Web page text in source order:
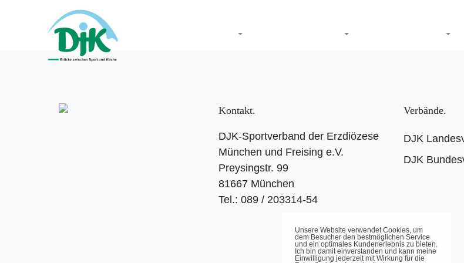
Kontakt
DJK-Sportverband der Erzdiözese
München und Freising e.V.
Preysingstr. 99
81667 München
Tel.: 089 / 203314-54
Verbände
DJK
DJK